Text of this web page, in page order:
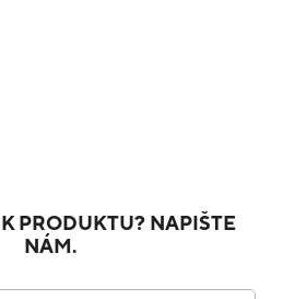
PRODUKTU? NAPIŠTE
NÁM.